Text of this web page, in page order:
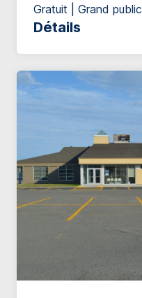
Gratuit | Grand public
Détails